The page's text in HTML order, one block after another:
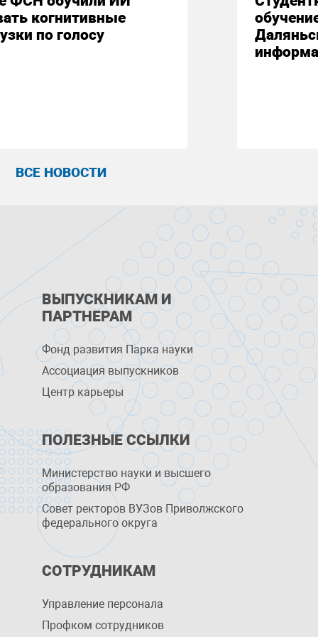
когнитивные
по голосу
ВСЕ НОВОСТИ
ВЫПУСКНИКАМ И
ПАРТНЕРАМ
Фонд развития Парка науки
Ассоциация выпускников
Центр карьеры
ПОЛЕЗНЫЕ ССЫЛКИ
Министерство науки и высшего
образования РФ
Совет ректоров ВУЗов Приволжского
федерального округа
СОТРУДНИКАМ
Управление персоналa
Профком сотрудников